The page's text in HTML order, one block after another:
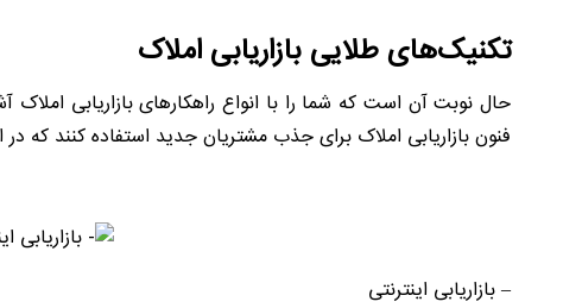
تکنیک‌های طلایی بازاریابی املاک
حال نوبت آن است که شما را با انواع راهکارهای بازاریابی املاک
فنون بازاریابی املاک برای جذب مشتریان جدید استفاده کنند که
– بازاریابی اینترنتی